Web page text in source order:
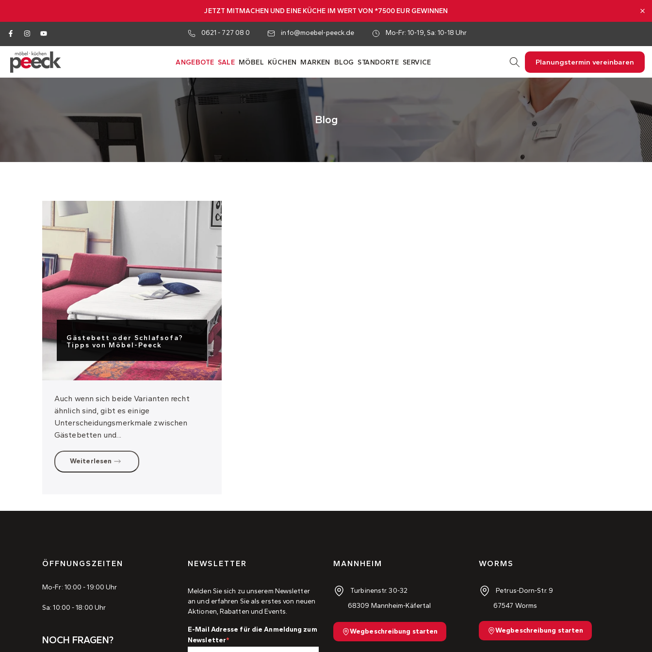
JETZT MITMACHEN UND EINE KÜCHE IM WERT VON *7500 EUR GEWINNEN
0621 - 727 08 0 info@moebel-peeck.de Mo-Fr: 10-19, Sa: 10-18 Uhr
ANGEBOTE SALE MÖBEL KÜCHEN MARKEN BLOG STANDORTE SERVICE Planungstermin vereinbaren
Blog
Gästebett oder Schlafsofa?
Tipps von Möbel-Peeck
Auch wenn sich beide Varianten recht
ähnlich sind, gibt es einige
Unterscheidungsmerkmale zwischen
Gästebetten und...
Weiterlesen
ÖFFNUNGSZEITEN
Mo-Fr: 10:00 - 19:00 Uhr
Sa: 10:00 - 18:00 Uhr
NOCH FRAGEN?
NEWSLETTER
Melden Sie sich zu unserem Newsletter
an und erfahren Sie als erstes von neuen
Aktionen, Rabatten und Events.
E-Mail Adresse für die Anmeldung zum
Newsletter
MANNHEIM
Turbinenstr. 30-32
68309 Mannheim-Käfertal
Wegbeschreibung starten
WORMS
Petrus-Dorn-Str. 9
67547 Worms
Wegbeschreibung starten